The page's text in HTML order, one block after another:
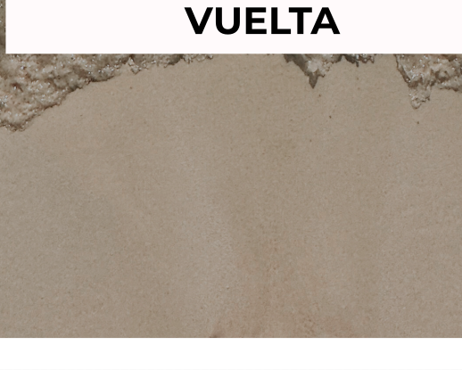
WHITENING K MASK
MASCARILLA
DESPIGMENTANTE 200ml
ANUBIS
MALETA TROLLEY
NEGRA EUROSTIL
230,00 180,00